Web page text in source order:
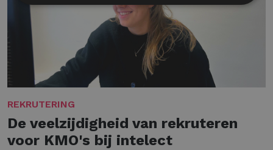
REKRUTERING
De veelzijdigheid van rekruteren
voor KMO's bij intelect